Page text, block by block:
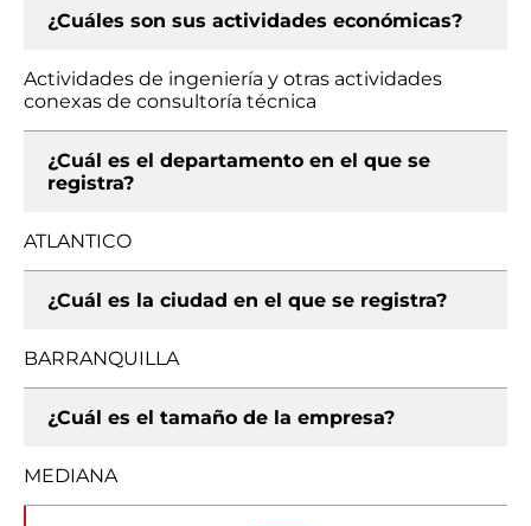
¿Cuáles son sus actividades económicas?
Actividades de ingeniería y otras actividades
conexas de consultoría técnica
¿Cuál es el departamento en el que se
registra?
ATLANTICO
¿Cuál es la ciudad en el que se registra?
BARRANQUILLA
¿Cuál es el tamaño de la empresa?
MEDIANA